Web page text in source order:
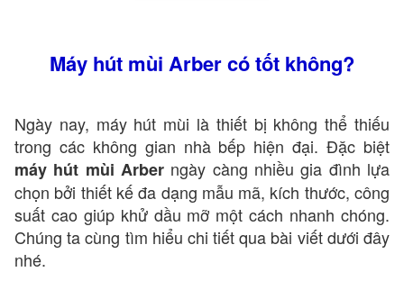
Máy hút mùi Arber có tốt không?
Ngày nay, máy hút mùi là thiết bị không thể thiếu
trong các không gian nhà bếp hiện đại. Đặc biệt
máy hút mùi Arber ngày càng nhiều gia đình lựa
chọn bởi thiết kế đa dạng mẫu mã, kích thước, công
suất cao giúp khử dầu mỡ một cách nhanh chóng.
Chúng ta cùng tìm hiểu chi tiết qua bài viết dưới đây
nhé.